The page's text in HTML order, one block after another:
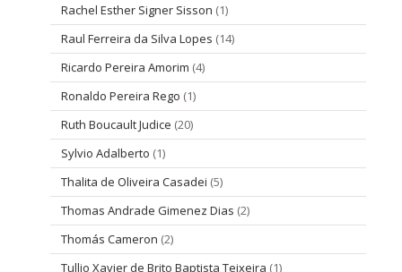
Rachel Esther Signer Sisson (1)
Raul Ferreira da Silva Lopes (14)
Ricardo Pereira Amorim (4)
Ronaldo Pereira Rego (1)
Ruth Boucault Judice (20)
Sylvio Adalberto (1)
Thalita de Oliveira Casadei (5)
Thomas Andrade Gimenez Dias (2)
Thomás Cameron (2)
Tullio Xavier de Brito Baptista Teixeira (1)